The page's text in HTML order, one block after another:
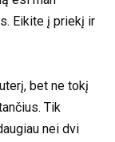
Eikite į priekį ir
bet ne tokį
Tik
nei dvi